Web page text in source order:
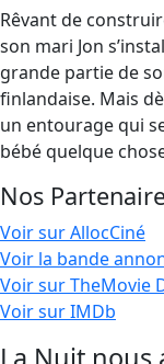
Rêvant de
son mari Jon
grande partie de
finlandaise. Mais
un entourage qui
bébé quelque
Nos
Voir sur AllocCiné
Voir la bande
Voir sur TheMovie
Voir sur IMDb